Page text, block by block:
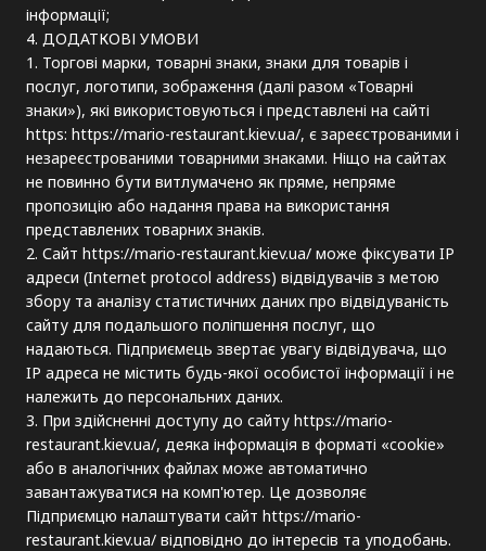
інформації;
4. ДОДАТКОВІ УМОВИ
1. Торгові марки, товарні знаки, знаки для товарів і
послуг, логотипи, зображення (далі разом «Товарні
знаки»), які використовуються і представлені на сайті
https: https://mario-restaurant.kiev.ua/, є зареєстрованими і
незареєстрованими товарними знаками. Ніщо на сайтах
не повинно бути витлумачено як пряме, непряме
пропозицію або надання права на використання
представлених товарних знаків.
2. Сайт https://mario-restaurant.kiev.ua/ може фіксувати IP
адреси (Internet protocol address) відвідувачів з метою
збору та аналізу статистичних даних про відвідуваність
сайту для подальшого поліпшення послуг, що
надаються. Підприємець звертає увагу відвідувача, що
IP адреса не містить будь-якої особистої інформації і не
належить до персональних даних.
3. При здійсненні доступу до сайту https://mario-
restaurant.kiev.ua/, деяка інформація в форматі «cookie»
або в аналогічних файлах може автоматично
завантажуватися на комп'ютер. Це дозволяє
Підприємцю налаштувати сайт https://mario-
restaurant.kiev.ua/ відповідно до інтересів та уподобань.